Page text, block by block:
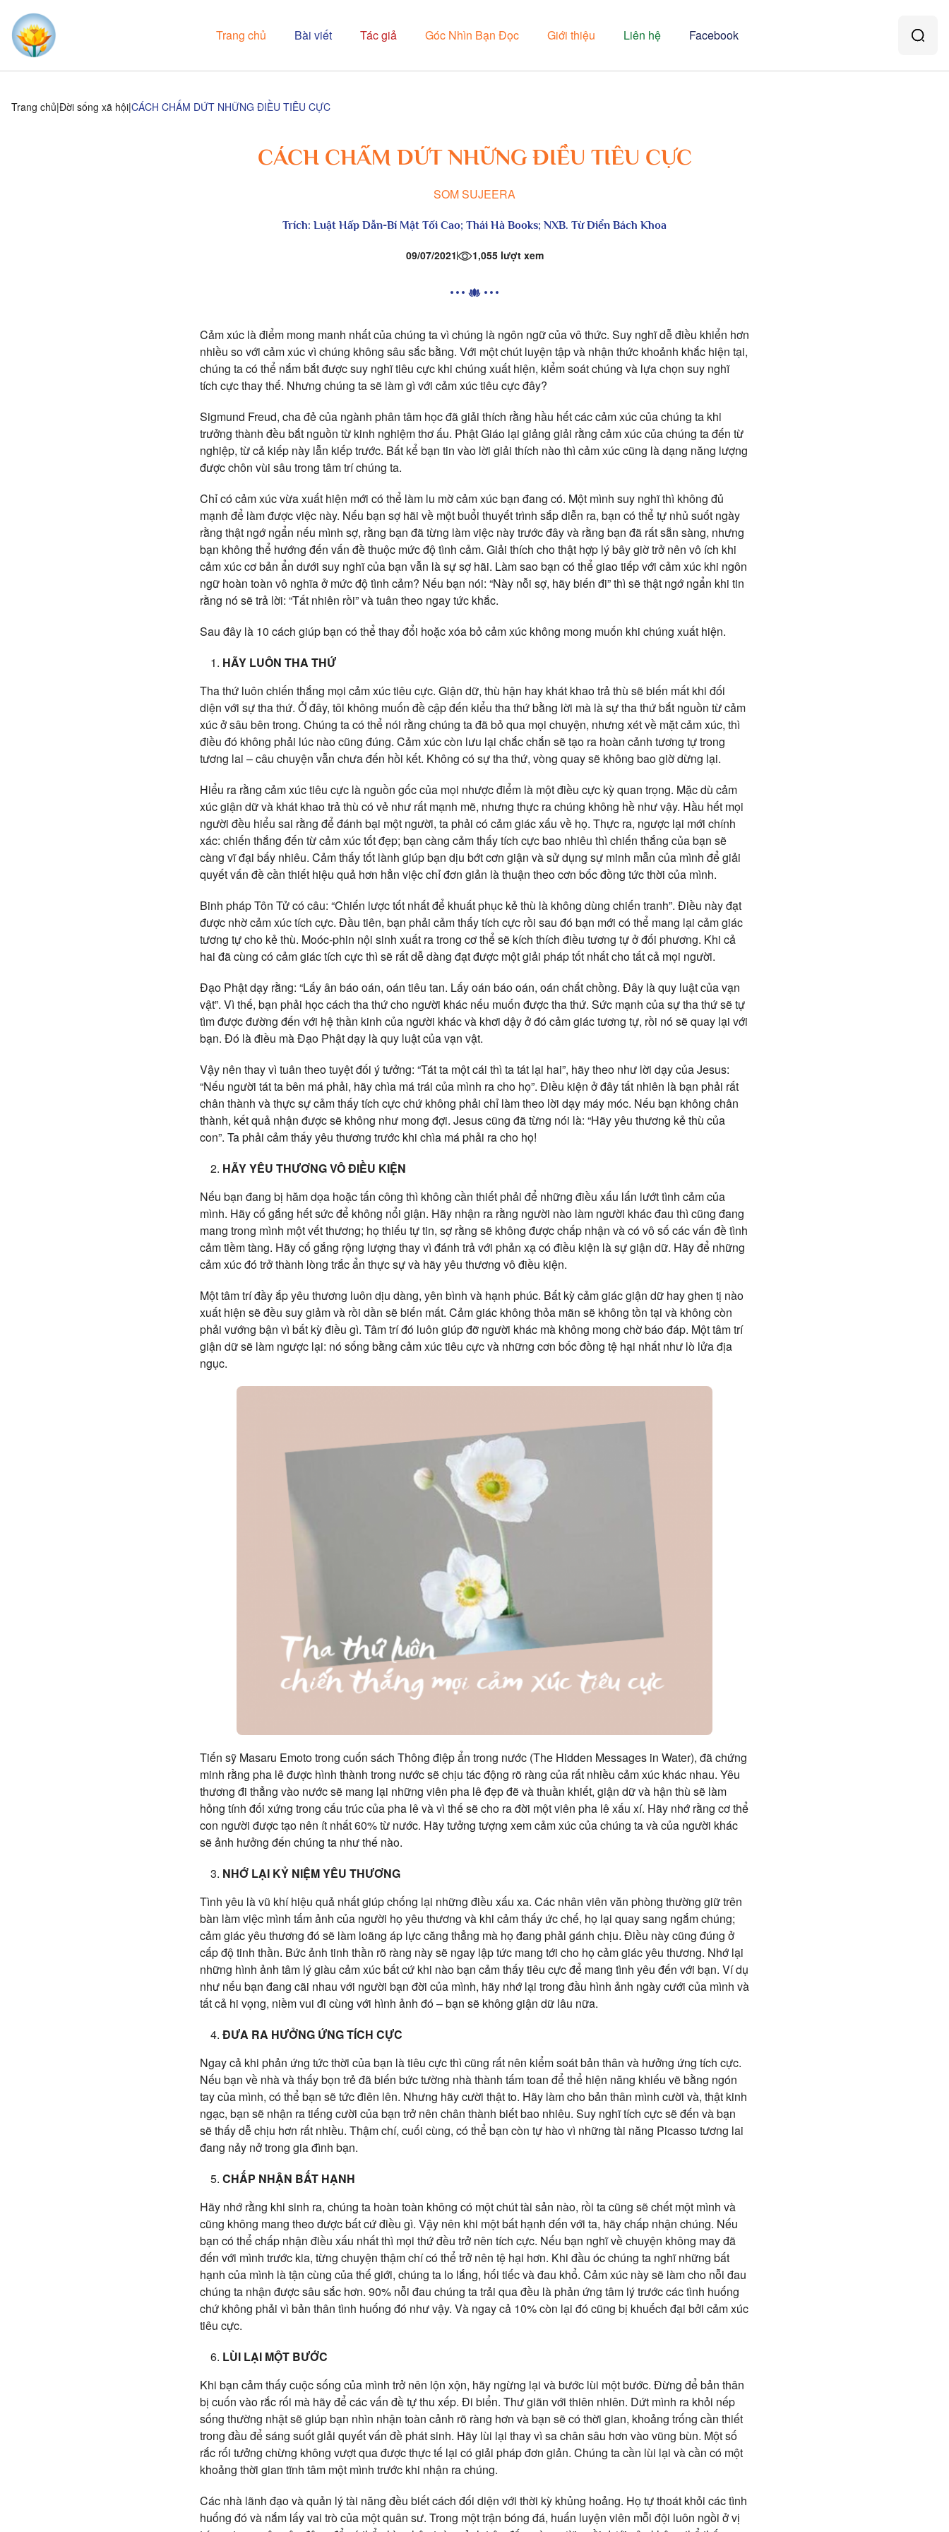
Trang chủ Bài viết Tác giả Góc Nhìn Bạn Đọc Giới thiệu Liên hệ Facebook
Trang chủ Đời sống xã hội CÁCH CHẤM DỨT NHỮNG ĐIỀU TIÊU CỰC
CÁCH CHẤM DỨT NHỮNG ĐIỀU TIÊU CỰC
SOM SUJEERA
Trích: Luật Hấp Dẫn-Bí Mật Tối Cao; Thái Hà Books; NXB. Từ Điển Bách Khoa
09/07/2021 1,055 lượt xem
Cảm xúc là điểm mong manh nhất của chúng ta vì chúng là ngôn ngữ của vô thức. Suy nghĩ dễ điều khiển hơn
nhiều so với cảm xúc vì chúng không sâu sắc bằng. Với một chút luyện tập và nhận thức khoảnh khắc hiện tại,
chúng ta có thể nắm bắt được suy nghĩ tiêu cực khi chúng xuất hiện, kiểm soát chúng và lựa chọn suy nghĩ
tích cực thay thế. Nhưng chúng ta sẽ làm gì với cảm xúc tiêu cực đây?
Sigmund Freud, cha đẻ của ngành phân tâm học đã giải thích rằng hầu hết các cảm xúc của chúng ta khi
trưởng thành đều bắt nguồn từ kinh nghiệm thơ ấu. Phật Giáo lại giảng giải rằng cảm xúc của chúng ta đến từ
nghiệp, từ cả kiếp này lẫn kiếp trước. Bất kể bạn tin vào lời giải thích nào thì cảm xúc cũng là dạng năng lượng
được chôn vùi sâu trong tâm trí chúng ta.
Chỉ có cảm xúc vừa xuất hiện mới có thể làm lu mờ cảm xúc bạn đang có. Một mình suy nghĩ thì không đủ
mạnh để làm được việc này. Nếu bạn sợ hãi về một buổi thuyết trình sắp diễn ra, bạn có thể tự nhủ suốt ngày
rằng thật ngớ ngẩn nếu mình sợ, rằng bạn đã từng làm việc này trước đây và rằng bạn đã rất sẵn sàng, nhưng
bạn không thể hướng đến vấn đề thuộc mức độ tình cảm. Giải thích cho thật hợp lý bây giờ trở nên vô ích khi
cảm xúc cơ bản ẩn dưới suy nghĩ của bạn vẫn là sự sợ hãi. Làm sao bạn có thể giao tiếp với cảm xúc khi ngôn
ngữ hoàn toàn vô nghĩa ở mức độ tình cảm? Nếu bạn nói: “Này nỗi sợ, hãy biến đi” thì sẽ thật ngớ ngẩn khi tin
rằng nó sẽ trả lời: “Tất nhiên rồi” và tuân theo ngay tức khắc.
Sau đây là 10 cách giúp bạn có thể thay đổi hoặc xóa bỏ cảm xúc không mong muốn khi chúng xuất hiện.
HÃY LUÔN THA THỨ
Tha thứ luôn chiến thắng mọi cảm xúc tiêu cực. Giận dữ, thù hận hay khát khao trả thù sẽ biến mất khi đối
diện với sự tha thứ. Ở đây, tôi không muốn đề cập đến kiểu tha thứ bằng lời mà là sự tha thứ bắt nguồn từ cảm
xúc ở sâu bên trong. Chúng ta có thể nói rằng chúng ta đã bỏ qua mọi chuyện, nhưng xét về mặt cảm xúc, thì
điều đó không phải lúc nào cũng đúng. Cảm xúc còn lưu lại chắc chắn sẽ tạo ra hoàn cảnh tương tự trong
tương lai – câu chuyện vẫn chưa đến hồi kết. Không có sự tha thứ, vòng quay sẽ không bao giờ dừng lại.
Hiểu ra rằng cảm xúc tiêu cực là nguồn gốc của mọi nhược điểm là một điều cực kỳ quan trọng. Mặc dù cảm
xúc giận dữ và khát khao trả thù có vẻ như rất mạnh mẽ, nhưng thực ra chúng không hề như vậy. Hầu hết mọi
người đều hiểu sai rằng để đánh bại một người, ta phải có cảm giác xấu về họ. Thực ra, ngược lại mới chính
xác: chiến thắng đến từ cảm xúc tốt đẹp; bạn càng cảm thấy tích cực bao nhiêu thì chiến thắng của bạn sẽ
càng vĩ đại bấy nhiêu. Cảm thấy tốt lành giúp bạn dịu bớt cơn giận và sử dụng sự minh mẫn của mình để giải
quyết vấn đề cần thiết hiệu quả hơn hẳn việc chỉ đơn giản là thuận theo cơn bốc đồng tức thời của mình.
Binh pháp Tôn Tử có câu: “Chiến lược tốt nhất để khuất phục kẻ thù là không dùng chiến tranh”. Điều này đạt
được nhờ cảm xúc tích cực. Đầu tiên, bạn phải cảm thấy tích cực rồi sau đó bạn mới có thể mang lại cảm giác
tương tự cho kẻ thù. Moóc-phin nội sinh xuất ra trong cơ thể sẽ kích thích điều tương tự ở đối phương. Khi cả
hai đã cùng có cảm giác tích cực thì sẽ rất dễ dàng đạt được một giải pháp tốt nhất cho tất cả mọi người.
Đạo Phật dạy rằng: “Lấy ân báo oán, oán tiêu tan. Lấy oán báo oán, oán chất chồng. Đây là quy luật của vạn
vật”. Vì thế, bạn phải học cách tha thứ cho người khác nếu muốn được tha thứ. Sức mạnh của sự tha thứ sẽ tự
tìm được đường đến với hệ thần kinh của người khác và khơi dậy ở đó cảm giác tương tự, rồi nó sẽ quay lại với
bạn. Đó là điều mà Đạo Phật dạy là quy luật của vạn vật.
Vậy nên thay vì tuân theo tuyệt đối ý tưởng: “Tát ta một cái thì ta tát lại hai”, hãy theo như lời dạy của Jesus:
“Nếu người tát ta bên má phải, hãy chìa má trái của mình ra cho họ”. Điều kiện ở đây tất nhiên là bạn phải rất
chân thành và thực sự cảm thấy tích cực chứ không phải chỉ làm theo lời dạy máy móc. Nếu bạn không chân
thành, kết quả nhận được sẽ không như mong đợi. Jesus cũng đã từng nói là: “Hãy yêu thương kẻ thù của
con”. Ta phải cảm thấy yêu thương trước khi chìa má phải ra cho họ!
HÃY YÊU THƯƠNG VÔ ĐIỀU KIỆN
Nếu bạn đang bị hăm dọa hoặc tấn công thì không cần thiết phải để những điều xấu lấn lướt tình cảm của
mình. Hãy cố gắng hết sức để không nổi giận. Hãy nhận ra rằng người nào làm người khác đau thì cũng đang
mang trong mình một vết thương; họ thiếu tự tin, sợ rằng sẽ không được chấp nhận và có vô số các vấn đề tình
cảm tiềm tàng. Hãy cố gắng rộng lượng thay vì đánh trả với phản xạ có điều kiện là sự giận dữ. Hãy để những
cảm xúc đó trở thành lòng trắc ẩn thực sự và hãy yêu thương vô điều kiện.
Một tâm trí đầy ắp yêu thương luôn dịu dàng, yên bình và hạnh phúc. Bất kỳ cảm giác giận dữ hay ghen tị nào
xuất hiện sẽ đều suy giảm và rồi dần sẽ biến mất. Cảm giác không thỏa mãn sẽ không tồn tại và không còn
phải vướng bận vì bất kỳ điều gì. Tâm trí đó luôn giúp đỡ người khác mà không mong chờ báo đáp. Một tâm trí
giận dữ sẽ làm ngược lại: nó sống bằng cảm xúc tiêu cực và những cơn bốc đồng tệ hại nhất như lò lửa địa
ngục.
Tiến sỹ Masaru Emoto trong cuốn sách Thông điệp ẩn trong nước (The Hidden Messages in Water), đã chứng
minh rằng pha lê được hình thành trong nước sẽ chịu tác động rõ ràng của rất nhiều cảm xúc khác nhau. Yêu
thương đi thẳng vào nước sẽ mang lại những viên pha lê đẹp đẽ và thuần khiết, giận dữ và hận thù sẽ làm
hỏng tính đối xứng trong cấu trúc của pha lê và vì thế sẽ cho ra đời một viên pha lê xấu xí. Hãy nhớ rằng cơ thể
con người được tạo nên ít nhất 60% từ nước. Hãy tưởng tượng xem cảm xúc của chúng ta và của người khác
sẽ ảnh hưởng đến chúng ta như thế nào.
NHỚ LẠI KỶ NIỆM YÊU THƯƠNG
Tình yêu là vũ khí hiệu quả nhất giúp chống lại những điều xấu xa. Các nhân viên văn phòng thường giữ trên
bàn làm việc mình tấm ảnh của người họ yêu thương và khi cảm thấy ức chế, họ lại quay sang ngắm chúng;
cảm giác yêu thương đó sẽ làm loãng áp lực căng thẳng mà họ đang phải gánh chịu. Điều này cũng đúng ở
cấp độ tinh thần. Bức ảnh tinh thần rõ ràng này sẽ ngay lập tức mang tới cho họ cảm giác yêu thương. Nhớ lại
những hình ảnh tâm lý giàu cảm xúc bất cứ khi nào bạn cảm thấy tiêu cực để mang tình yêu đến với bạn. Ví dụ
như nếu bạn đang cãi nhau với người bạn đời của mình, hãy nhớ lại trong đầu hình ảnh ngày cưới của mình và
tất cả hi vọng, niềm vui đi cùng với hình ảnh đó – bạn sẽ không giận dữ lâu nữa.
ĐƯA RA HƯỞNG ỨNG TÍCH CỰC
Ngay cả khi phản ứng tức thời của bạn là tiêu cực thì cũng rất nên kiểm soát bản thân và hưởng ứng tích cực.
Nếu bạn về nhà và thấy bọn trẻ đã biến bức tường nhà thành tấm toan để thể hiện năng khiếu vẽ bằng ngón
tay của mình, có thể bạn sẽ tức điên lên. Nhưng hãy cười thật to. Hãy làm cho bản thân mình cười và, thật kinh
ngạc, bạn sẽ nhận ra tiếng cười của bạn trở nên chân thành biết bao nhiêu. Suy nghĩ tích cực sẽ đến và bạn
sẽ thấy dễ chịu hơn rất nhiều. Thậm chí, cuối cùng, có thể bạn còn tự hào vì những tài năng Picasso tương lai
đang nảy nở trong gia đình bạn.
CHẤP NHẬN BẤT HẠNH
Hãy nhớ rằng khi sinh ra, chúng ta hoàn toàn không có một chút tài sản nào, rồi ta cũng sẽ chết một mình và
cũng không mang theo được bất cứ điều gì. Vậy nên khi một bất hạnh đến với ta, hãy chấp nhận chúng. Nếu
bạn có thể chấp nhận điều xấu nhất thì mọi thứ đều trở nên tích cực. Nếu bạn nghĩ về chuyện không may đã
đến với mình trước kia, từng chuyện thậm chí có thể trở nên tệ hại hơn. Khi đầu óc chúng ta nghĩ những bất
hạnh của mình là tận cùng của thế giới, chúng ta lo lắng, hối tiếc và đau khổ. Cảm xúc này sẽ làm cho nỗi đau
chúng ta nhận được sâu sắc hơn. 90% nỗi đau chúng ta trải qua đều là phản ứng tâm lý trước các tình huống
chứ không phải vì bản thân tình huống đó như vậy. Và ngay cả 10% còn lại đó cũng bị khuếch đại bởi cảm xúc
tiêu cực.
LÙI LẠI MỘT BƯỚC
Khi bạn cảm thấy cuộc sống của mình trở nên lộn xộn, hãy ngừng lại và bước lùi một bước. Đừng để bản thân
bị cuốn vào rắc rối mà hãy để các vấn đề tự thu xếp. Đi biển. Thư giãn với thiên nhiên. Dứt mình ra khỏi nếp
sống thường nhật sẽ giúp bạn nhìn nhận toàn cảnh rõ ràng hơn và bạn sẽ có thời gian, khoảng trống cần thiết
trong đầu để sáng suốt giải quyết vấn đề phát sinh. Hãy lùi lại thay vì sa chân sâu hơn vào vũng bùn. Một số
rắc rối tưởng chừng không vượt qua được thực tế lại có giải pháp đơn giản. Chúng ta cần lùi lại và cần có một
khoảng thời gian tĩnh tâm một mình trước khi nhận ra chúng.
Các nhà lãnh đạo và quản lý tài năng đều biết cách đối diện với thời kỳ khủng hoảng. Họ tự thoát khỏi các tình
huống đó và nắm lấy vai trò của một quân sư. Trong một trận bóng đá, huấn luyện viên mỗi đội luôn ngồi ở vị